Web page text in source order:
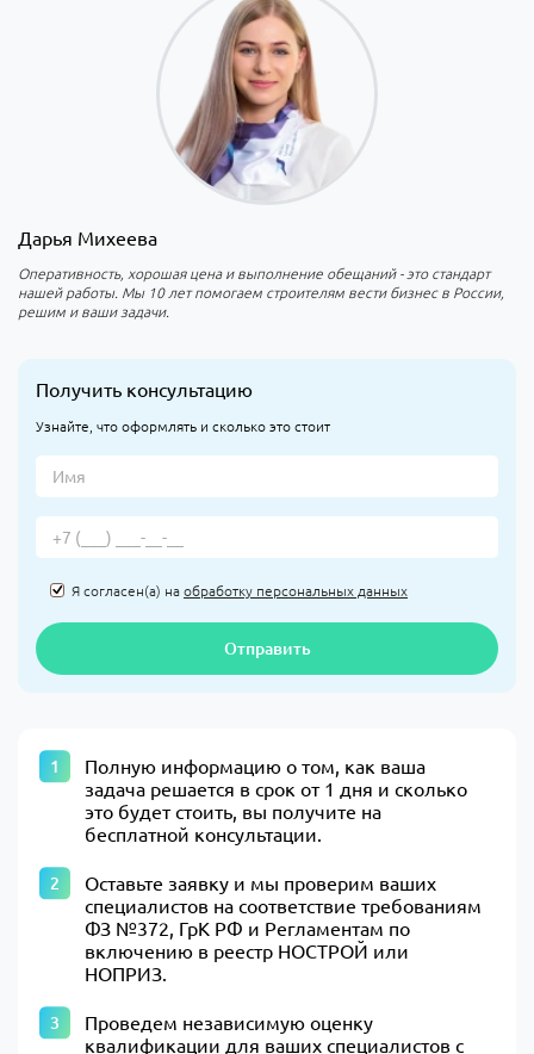
Дарья Михеева
Оперативность, хорошая цена и выполнение обещаний - это стандарт
нашей работы. Мы 10 лет помогаем строителям вести бизнес в России,
решим и ваши задачи.
Получить консультацию
Узнайте, что оформлять и сколько это стоит
Я согласен(а) наобработку персональных данных
Отправить
Полную информацию о том, как ваша
задача решается в срок от 1 дня и сколько
это будет стоить, вы получите на
бесплатной консультации.
Оставьте заявку и мы проверим ваших
специалистов на соответствие требованиям
ФЗ №372, ГрК РФ и Регламентам по
включению в реестр НОСТРОЙ или
НОПРИЗ.
Проведем независимую оценку
квалификации для ваших специалистов с